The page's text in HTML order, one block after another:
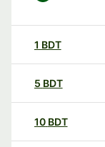
1 BDT
5 BDT
10 BDT